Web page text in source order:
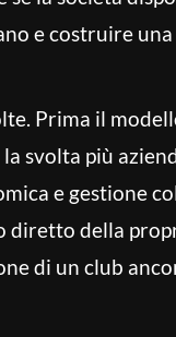
e costruire una
Prima il
svolta più
e gestione
diretto della
di un club